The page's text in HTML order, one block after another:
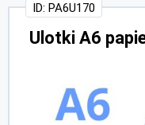
Ulotki A6
ID: PA6U170